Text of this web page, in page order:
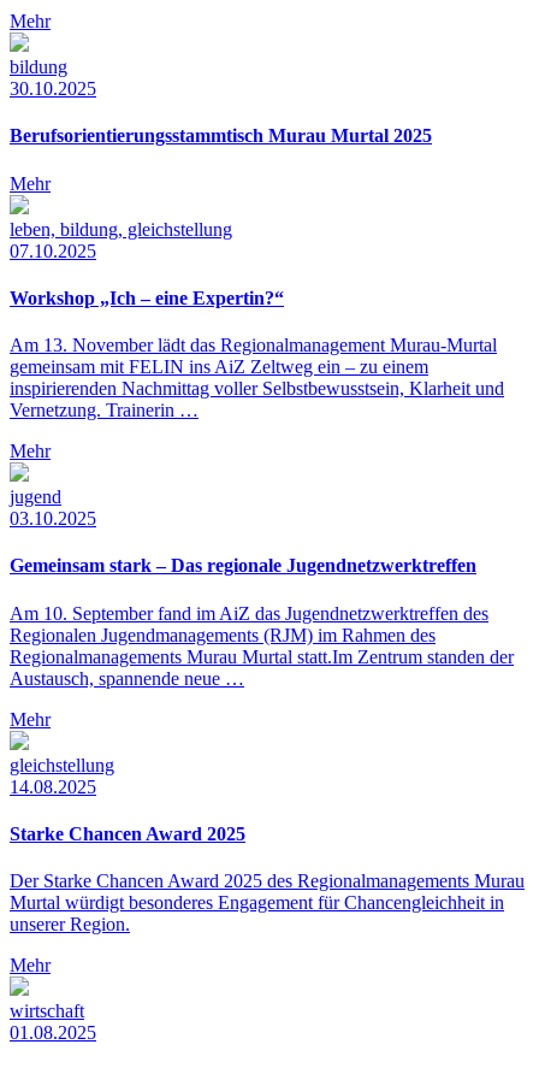
Mehr
bildung
30.10.2025
Berufsorientierungsstammtisch Murau Murtal 2025
Mehr
leben, bildung, gleichstellung
07.10.2025
Workshop „Ich – eine Expertin?“
Am 13. November lädt das Regionalmanagement Murau-Murtal
gemeinsam mit FELIN ins AiZ Zeltweg ein – zu einem
inspirierenden Nachmittag voller Selbstbewusstsein, Klarheit und
Vernetzung. Trainerin …
Mehr
jugend
03.10.2025
Gemeinsam stark – Das regionale Jugendnetzwerktreffen
Am 10. September fand im AiZ das Jugendnetzwerktreffen des
Regionalen Jugendmanagements (RJM) im Rahmen des
Regionalmanagements Murau Murtal statt.Im Zentrum standen der
Austausch, spannende neue …
Mehr
gleichstellung
14.08.2025
Starke Chancen Award 2025
Der Starke Chancen Award 2025 des Regionalmanagements Murau
Murtal würdigt besonderes Engagement für Chancengleichheit in
unserer Region.
Mehr
wirtschaft
01.08.2025